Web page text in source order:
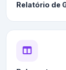
Relatório de